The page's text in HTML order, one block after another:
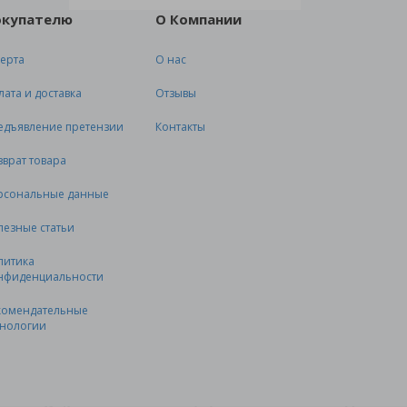
и доставка
претензии
товара
данные
статьи
О Компании
О нас
Отзывы
Контакты